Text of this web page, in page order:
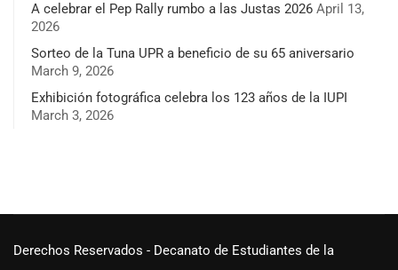
A celebrar el Pep Rally rumbo a las Justas 2026 April 13,
2026
Sorteo de la Tuna UPR a beneficio de su 65 aniversario
March 9, 2026
Exhibición fotográfica celebra los 123 años de la IUPI
March 3, 2026
Derechos Reservados - Decanato de Estudiantes de la